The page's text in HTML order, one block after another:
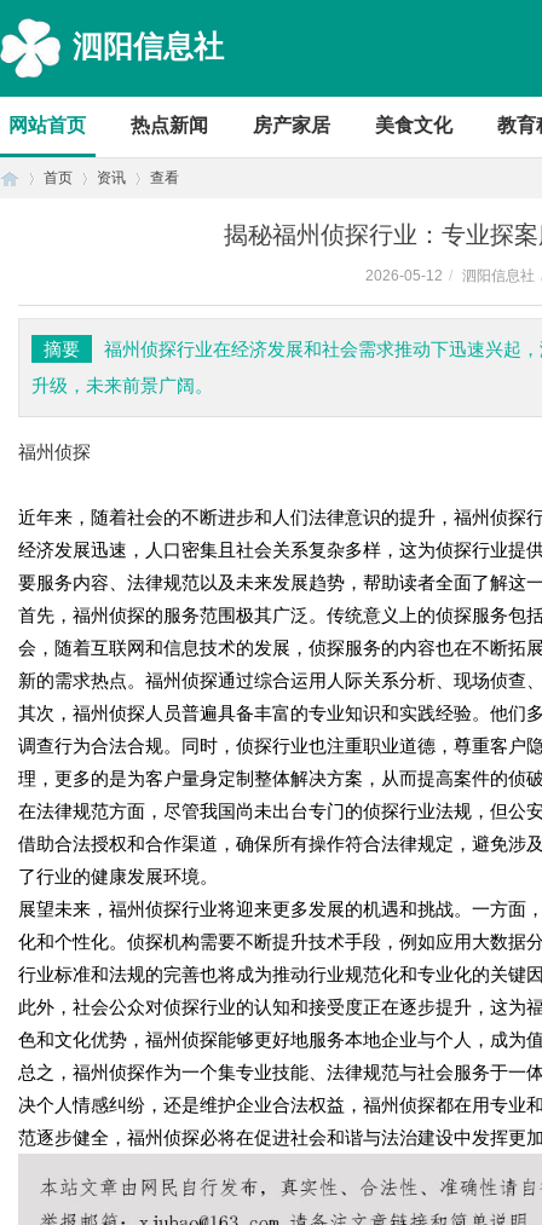
泗阳信息社
网站首页 热点新闻 房产家居 美食文化 教育
首页 资讯 查看
揭秘福州侦探行业：专业探
2026-05-12 / 泗阳信息社
摘要
福州侦探行业在经济发展和社会需求推动下迅速兴起
升级，未来前景广阔。
福州侦探
近年来，随着社会的不断进步和人们法律意识的提升，福州侦探
经济发展迅速，人口密集且社会关系复杂多样，这为侦探行业提
要服务内容、法律规范以及未来发展趋势，帮助读者全面了解这
首先，福州侦探的服务范围极其广泛。传统意义上的侦探服务包
会，随着互联网和信息技术的发展，侦探服务的内容也在不断拓
新的需求热点。福州侦探通过综合运用人际关系分析、现场侦查
其次，福州侦探人员普遍具备丰富的专业知识和实践经验。他们
调查行为合法合规。同时，侦探行业也注重职业道德，尊重客户
理，更多的是为客户量身定制整体解决方案，从而提高案件的侦
在法律规范方面，尽管我国尚未出台专门的侦探行业法规，但公
借助合法授权和合作渠道，确保所有操作符合法律规定，避免涉
了行业的健康发展环境。
展望未来，福州侦探行业将迎来更多发展的机遇和挑战。一方
化和个性化。侦探机构需要不断提升技术手段，例如应用大数据
行业标准和法规的完善也将成为推动行业规范化和专业化的关键
此外，社会公众对侦探行业的认知和接受度正在逐步提升，这
色和文化优势，福州侦探能够更好地服务本地企业与个人，成为
总之，福州侦探作为一个集专业技能、法律规范与社会服务于
决个人情感纠纷，还是维护企业合法权益，福州侦探都在用专
范逐步健全，福州侦探必将在促进社会和谐与法治建设中发挥更